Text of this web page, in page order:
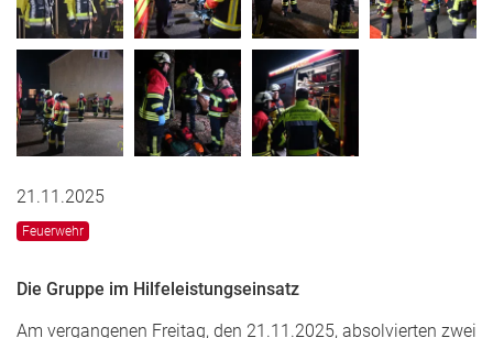
21.11.2025
Feuerwehr
Die Gruppe im Hilfeleistungseinsatz
Am vergangenen Freitag, den 21.11.2025, absolvierten zwei